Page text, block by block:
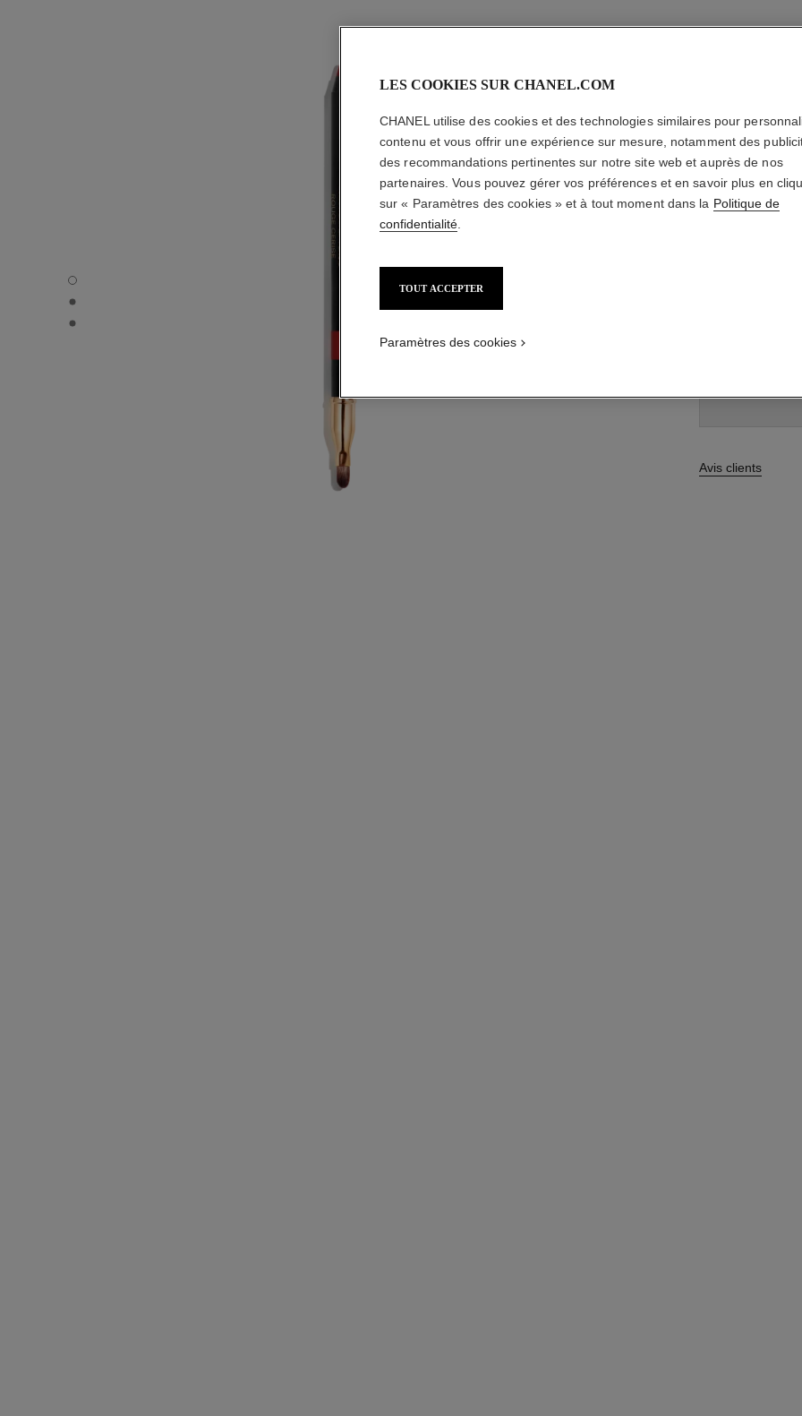
LE CRAYON LÈVRES - Vue par défaut
LE CRAYON LÈVRES - Vue alternative 2
LE CRAYON LÈVRES - Vue basique texture
LE
Crayon Contour
En savoir plus
Réf. 188639
Avis clients
LES COOKIES SUR CHANEL.COM
CHANEL utilise des cookies et des technologies similaires pour
contenu et vous offrir une expérience sur mesure, notamment des
des recommandations pertinentes sur notre site web et auprès de nos
partenaires. Vous pouvez gérer vos préférences et en savoir plus en
sur « Paramètres des cookies » et à tout moment dans la Politique de
confidentialité
TOUT ACCEPTER
Paramètres des cookies